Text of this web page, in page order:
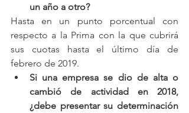
un año a otro?
Hasta en un punto porcentual con
respecto a la Prima con la que cubrirá
sus cuotas hasta el último día de
febrero de 2019.
Si una empresa se dio de alta o
cambió de actividad en 2018,
¿debe presentar su determinación